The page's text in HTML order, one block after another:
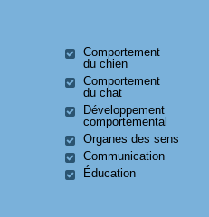
Comportement
du chien
Comportement
du chat
Développement
comportemental
Organes des sens
Communication
Éducation